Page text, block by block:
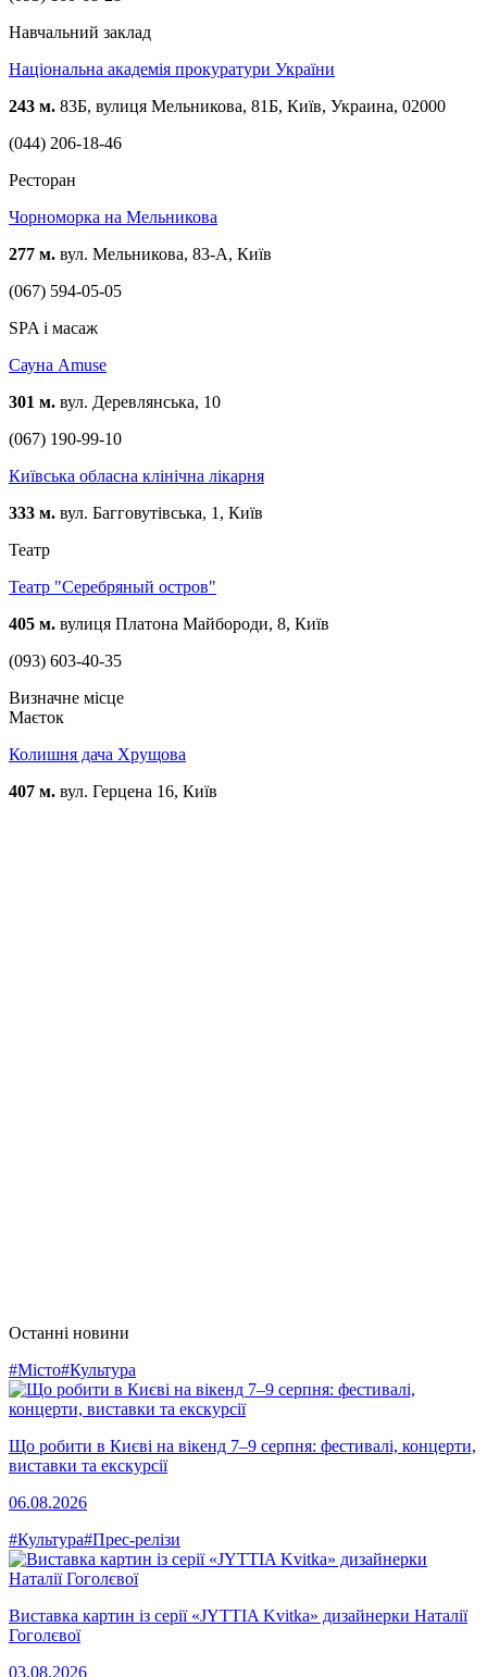
Навчальний заклад
Національна академія прокуратури України
243 м. 83Б, вулиця Мельникова, 81Б, Київ, Украина, 02000
(044) 206-18-46
Ресторан
Чорноморка на Мельникова
277 м. вул. Мельникова, 83-А, Київ
(067) 594-05-05
SPA і масаж
Сауна Amuse
301 м. вул. Деревлянська, 10
(067) 190-99-10
Київська обласна клінічна лікарня
333 м. вул. Багговутівська, 1, Київ
Театр
Театр "Серебряный остров"
405 м. вулиця Платона Майбороди, 8, Київ
(093) 603-40-35
Визначне місце
Маєток
Колишня дача Хрущова
407 м. вул. Герцена 16, Київ
Останні новини
#Місто#Культура
Що робити в Києві на вікенд 7–9 серпня: фестивалі, концерти,
виставки та екскурсії
06.08.2026
#Культура#Прес-релізи
Виставка картин із серії «JYTTIA Kvitka» дизайнерки Наталії
Гоголєвої
03.08.2026